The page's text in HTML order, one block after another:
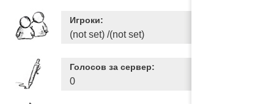
Игроки:
(not set) /(not set)
Голосов за сервер:
0